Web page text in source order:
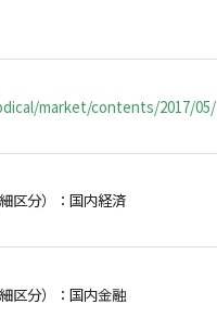
market/contents/2017/05/
区分）：国内経済
区分）：国内金融